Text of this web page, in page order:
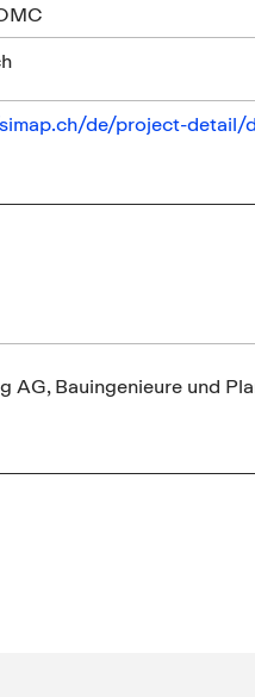
de/project-detail/
AG, Bauingenieure und